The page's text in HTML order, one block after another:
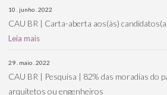
10 . junho . 2022
CAU BR | Carta-aberta aos(às)
Leia mais
29 . maio . 2022
CAU BR | Pesquisa | 82% das moradias do
arquitetos ou engenheiros